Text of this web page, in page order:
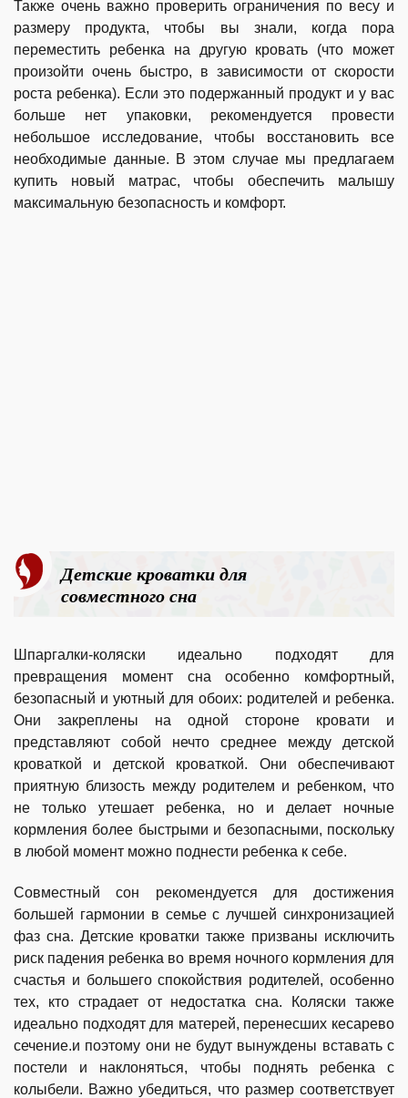
Также очень важно проверить ограничения по весу и
размеру продукта, чтобы вы знали, когда пора
переместить ребенка на другую кровать (что может
произойти очень быстро, в зависимости от скорости
роста ребенка). Если это подержанный продукт и у вас
больше нет упаковки, рекомендуется провести
небольшое исследование, чтобы восстановить все
необходимые данные. В этом случае мы предлагаем
купить новый матрас, чтобы обеспечить малышу
максимальную безопасность и комфорт.
Детские кроватки для
совместного сна
Шпаргалки-коляски идеально подходят для
превращения момент сна особенно комфортный,
безопасный и уютный для обоих: родителей и ребенка.
Они закреплены на одной стороне кровати и
представляют собой нечто среднее между детской
кроваткой и детской кроваткой. Они обеспечивают
приятную близость между родителем и ребенком, что
не только утешает ребенка, но и делает ночные
кормления более быстрыми и безопасными, поскольку
в любой момент можно поднести ребенка к себе.
Совместный сон рекомендуется для достижения
большей гармонии в семье с лучшей синхронизацией
фаз сна. Детские кроватки также призваны исключить
риск падения ребенка во время ночного кормления для
счастья и большего спокойствия родителей, особенно
тех, кто страдает от недостатка сна. Коляски также
идеально подходят для матерей, перенесших кесарево
сечение.и поэтому они не будут вынуждены вставать с
постели и наклоняться, чтобы поднять ребенка с
колыбели. Важно убедиться, что размер соответствует